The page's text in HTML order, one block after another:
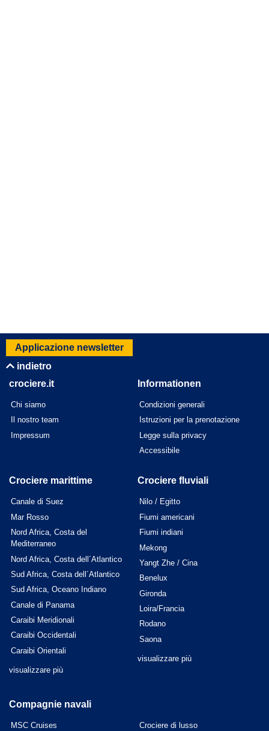
Applicazione newsletter
indietro
crociere.it
Chi siamo
Il nostro team
Impressum
Informationen
Condizioni generali
Istruzioni per la prenotazione
Legge sulla privacy
Accessibile
Crociere marittime
Canale di Suez
Mar Rosso
Nord Africa, Costa del
Mediterraneo
Nord Africa, Costa dell´Atlantico
Sud Africa, Costa dell´Atlantico
Sud Africa, Oceano Indiano
Canale di Panama
Caraibi Meridionali
Caraibi Occidentali
Caraibi Orientali
visualizzare più
Crociere fluviali
Nilo / Egitto
Fiumi americani
Fiumi indiani
Mekong
Yangt Zhe / Cina
Benelux
Gironda
Loira/Francia
Rodano
Saona
visualizzare più
Compagnie navali
MSC Cruises
Crociere di lusso